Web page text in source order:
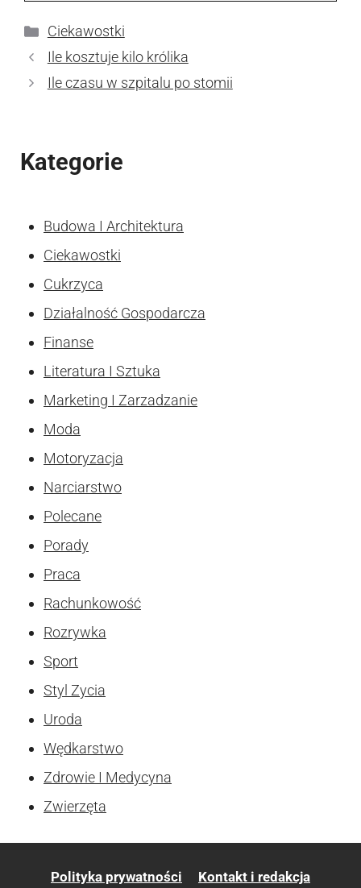
Kategorie
Ciekawostki
Ile kosztuje kilo królika
Ile czasu w szpitalu po stomii
Kategorie
Budowa I Architektura
Ciekawostki
Cukrzyca
Działalność Gospodarcza
Finanse
Literatura I Sztuka
Marketing I Zarzadzanie
Moda
Motoryzacja
Narciarstwo
Polecane
Porady
Praca
Rachunkowość
Rozrywka
Sport
Styl Zycia
Uroda
Wędkarstwo
Zdrowie I Medycyna
Zwierzęta
Polityka prywatności Kontakt i redakcja